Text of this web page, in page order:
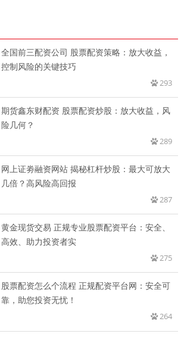
全国前三配资公司 股票配资策略：放大收益，
控制风险的关键技巧
293
期货鑫东财配资 股票配资炒股：放大收益，风
险几何？
289
网上证劵融资网站 揭秘杠杆炒股：最大可放大
几倍？高风险高回报
287
黄金现货交易 正规专业股票配资平台：安全、
高效、助力投资者实
275
股票配资怎么个流程 正规配资平台网：安全可
靠，助您投资无忧！
264